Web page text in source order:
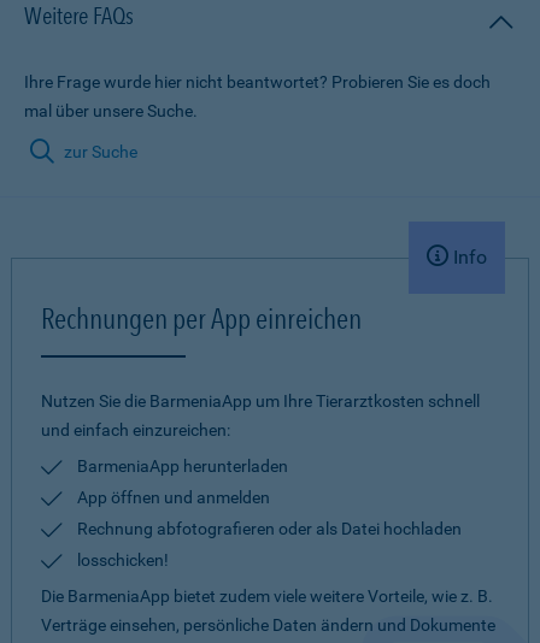
Weitere FAQs
Ihre Frage wurde hier nicht beantwortet? Probieren Sie es doch
mal über unsere Suche.
zur Suche
Info
Rechnungen per App einreichen
Nutzen Sie die BarmeniaApp um Ihre Tierarztkosten schnell
und einfach einzureichen:
BarmeniaApp herunterladen
App öffnen und anmelden
Rechnung abfotografieren oder als Datei hochladen
losschicken!
Die BarmeniaApp bietet zudem viele weitere Vorteile, wie z. B.
Verträge einsehen, persönliche Daten ändern und Dokumente